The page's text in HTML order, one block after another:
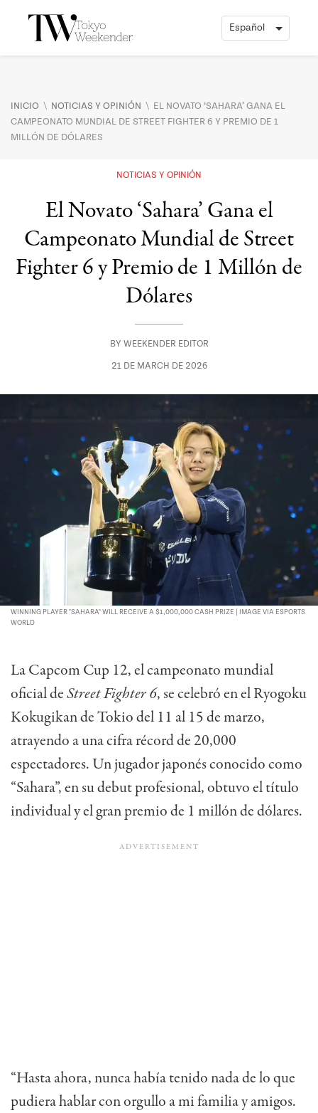
INICIO \ NOTICIAS Y OPINIÓN \ EL NOVATO ‘SAHARA’ GANA EL
CAMPEONATO MUNDIAL DE STREET FIGHTER 6 Y PREMIO DE 1
MILLÓN DE DÓLARES
NOTICIAS Y OPINIÓN
El Novato ‘Sahara’ Gana el
Campeonato Mundial de Street
Fighter 6 y Premio de 1 Millón de
Dólares
BY WEEKENDER EDITOR
21 DE MARCH DE 2026
WINNING PLAYER "SAHARA" WILL RECEIVE A $1,000,000 CASH PRIZE | IMAGE VIA ESPORTS
WORLD
La Capcom Cup 12, el campeonato mundial
oficial deStreet Fighter 6, se celebró en el Ryogoku
Kokugikan de Tokio del 11 al 15 de marzo,
atrayendo a una cifra récord de 20,000
espectadores. Un jugador japonés conocido como
“Sahara”, en su debut profesional, obtuvo el título
individual y el gran premio de 1 millón de dólares.
“Hasta ahora, nunca había tenido nada de lo que
pudiera hablar con orgullo a mi familia y amigos.